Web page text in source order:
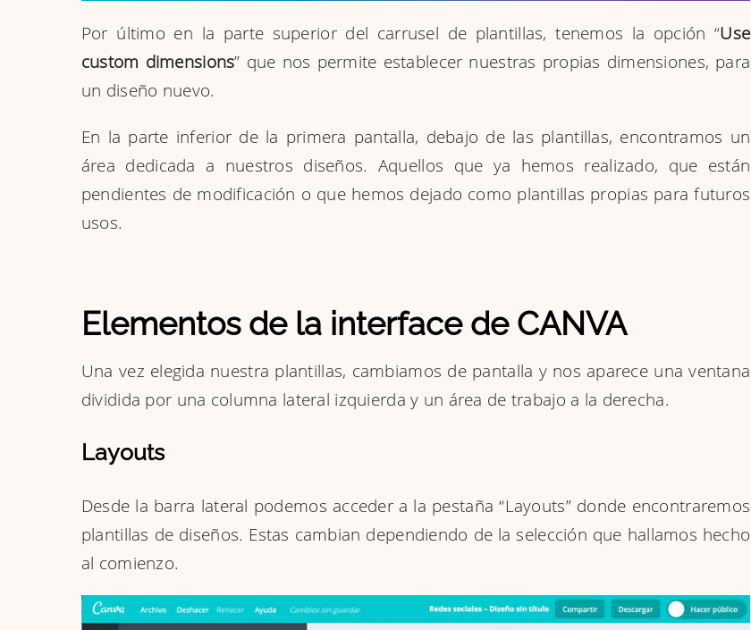
Por último en la parte superior del carrusel de plantillas, tenemos la opción “Use
custom dimensions” que nos permite establecer nuestras propias dimensiones, para
un diseño nuevo.
En la parte inferior de la primera pantalla, debajo de las plantillas, encontramos un
área dedicada a nuestros diseños. Aquellos que ya hemos realizado, que están
pendientes de modificación o que hemos dejado como plantillas propias para futuros
usos.
Elementos de la interface de CANVA
Una vez elegida nuestra plantillas, cambiamos de pantalla y nos aparece una ventana
dividida por una columna lateral izquierda y un área de trabajo a la derecha.
Layouts
Desde la barra lateral podemos acceder a la pestaña “Layouts” donde encontraremos
plantillas de diseños. Estas cambian dependiendo de la selección que hallamos hecho
al comienzo.